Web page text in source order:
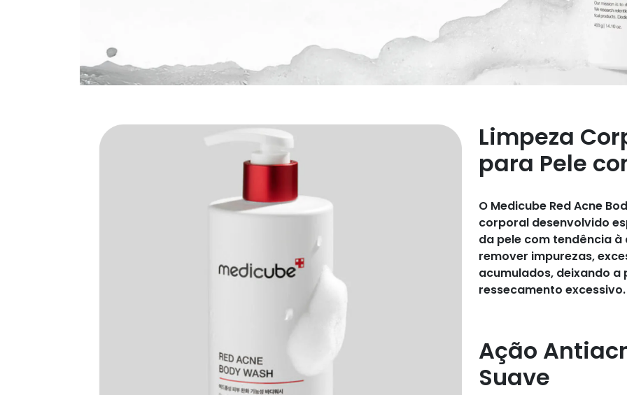
Limpeza
para Pele
O Medicube Red Acne
corporal desenvolvido
da pele com tendência à
remover impurezas,
acumulados, deixando a
ressecamento excessivo.
Ação
Suave